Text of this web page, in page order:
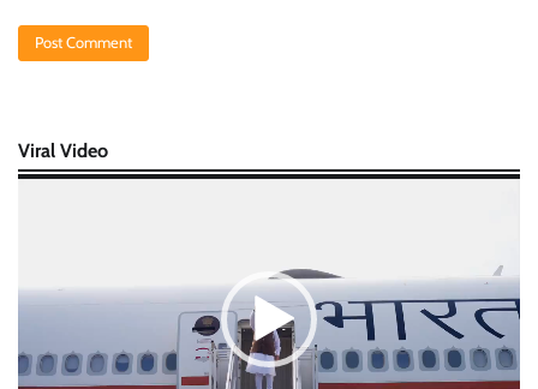
Viral Video